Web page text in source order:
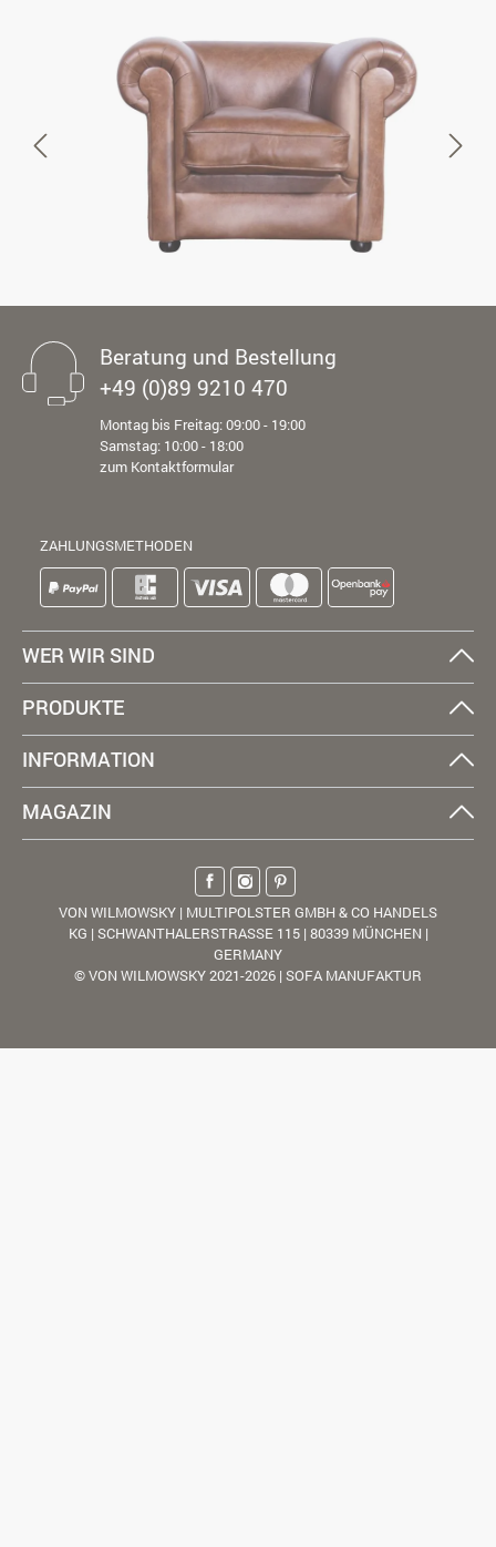
Beratung und Bestellung
+49 (0)89 9210 470
Montag bis Freitag: 09:00 - 19:00
Samstag: 10:00 - 18:00
zum Kontaktformular
ZAHLUNGSMETHODEN
WER WIR SIND
PRODUKTE
INFORMATION
MAGAZIN
VON WILMOWSKY | MULTIPOLSTER GMBH & CO HANDELS
KG | SCHWANTHALERSTRASSE 115 | 80339 MÜNCHEN |
GERMANY
© VON WILMOWSKY 2021-2026 | SOFA MANUFAKTUR